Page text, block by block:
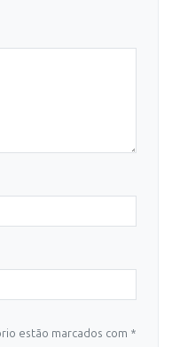
estão marcados com *